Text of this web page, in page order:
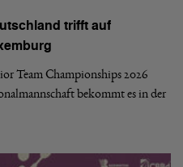
trifft auf
Team Championships 2026
bekommt es in der